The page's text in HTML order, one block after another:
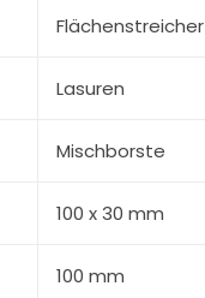
Flächenstreicher
Lasuren
Mischborste
100 x 30 mm
100 mm